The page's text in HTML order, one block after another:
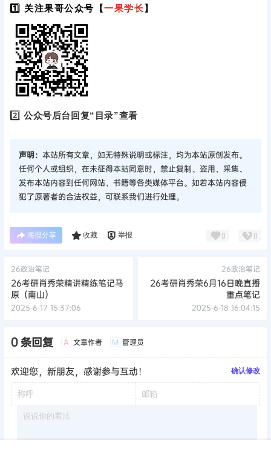
1️⃣ 关注果哥公众号【一果学长】
2️⃣公众号后台回复“目录”查看
声明： 本站所有文章，如无特殊说明或标注，均为本站原创发布。
任何个人或组织，在未征得本站同意时，禁止复制、盗用、采集、
发布本站内容到任何网站、书籍等各类媒体平台。如若本站内容侵
犯了原著者的合法权益，可联系我们进行处理。
海报分享 收藏 举报 0 0
26政治笔记
26考研肖秀荣精讲精练笔记马
原（南山）
2025-6-17 15:37:06
26政治笔记
26考研肖秀荣6月16日晚直播
重点笔记
2025-6-18 16:04:15
0 条回复 A 文章作者 M 管理员
欢迎您，新朋友，感谢参与互动！ 确认修改